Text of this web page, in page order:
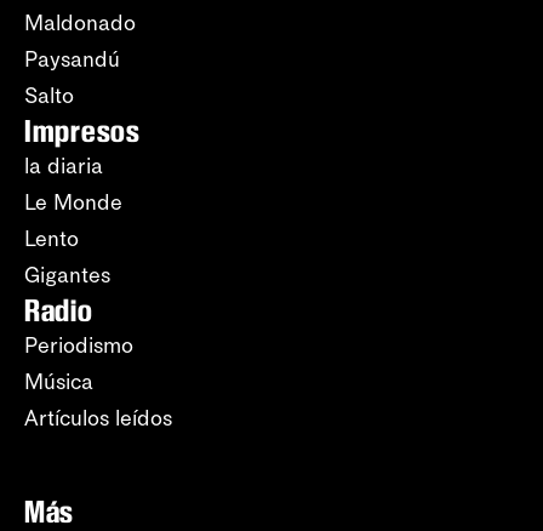
Maldonado
Paysandú
Salto
Impresos
la diaria
Le Monde
Lento
Gigantes
Radio
Periodismo
Música
Artículos leídos
Más